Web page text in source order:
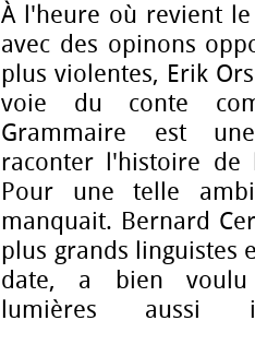
À l'heure où revient
avec des opinons
plus violentes, Erik
voie du conte
Grammaire est
raconter l'histoire de
Pour une telle
manquait. Bernard
plus grands linguistes
date, a bien
lumières aussi